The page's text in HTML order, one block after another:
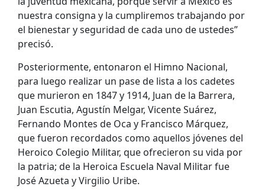
nuestra consigna y la cumpliremos trabajando por
el bienestar y seguridad de cada uno de ustedes”
precisó.
Posteriormente, entonaron el Himno Nacional,
para luego realizar un pase de lista a los cadetes
que murieron en 1847 y 1914, Juan de la Barrera,
Juan Escutia, Agustín Melgar, Vicente Suárez,
Fernando Montes de Oca y Francisco Márquez,
que fueron recordados como aquellos jóvenes del
Heroico Colegio Militar, que ofrecieron su vida por
la patria; de la Heroica Escuela Naval Militar fue
José Azueta y Virgilio Uribe.